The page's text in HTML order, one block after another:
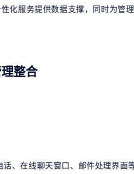
化服务提供数据支撑，同时为管理
整合
、在线聊天窗口、邮件处理界面